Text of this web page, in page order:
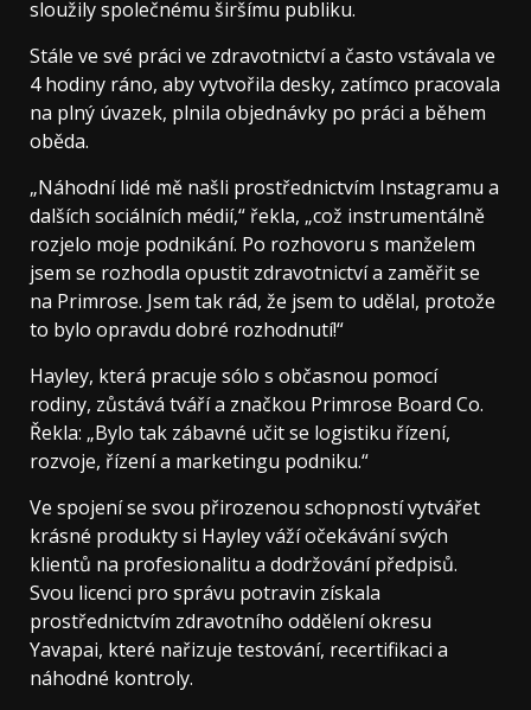
sloužily společnému širšímu publiku.
Stále ve své práci ve zdravotnictví a často vstávala ve
4 hodiny ráno, aby vytvořila desky, zatímco pracovala
na plný úvazek, plnila objednávky po práci a během
oběda.
„Náhodní lidé mě našli prostřednictvím Instagramu a
dalších sociálních médií,“ řekla, „což instrumentálně
rozjelo moje podnikání. Po rozhovoru s manželem
jsem se rozhodla opustit zdravotnictví a zaměřit se
na Primrose. Jsem tak rád, že jsem to udělal, protože
to bylo opravdu dobré rozhodnutí!“
Hayley, která pracuje sólo s občasnou pomocí
rodiny, zůstává tváří a značkou Primrose Board Co.
Řekla: „Bylo tak zábavné učit se logistiku řízení,
rozvoje, řízení a marketingu podniku.“
Ve spojení se svou přirozenou schopností vytvářet
krásné produkty si Hayley váží očekávání svých
klientů na profesionalitu a dodržování předpisů.
Svou licenci pro správu potravin získala
prostřednictvím zdravotního oddělení okresu
Yavapai, které nařizuje testování, recertifikaci a
náhodné kontroly.